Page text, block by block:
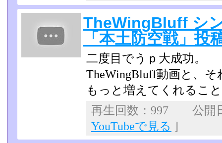
TheWingBluff シ
「本土防空戦」投
二度目でうｐ大成功。
TheWingBluff動画と、
もっと増えてくれるこ
再生回数：997 公開
YouTubeで見る ]